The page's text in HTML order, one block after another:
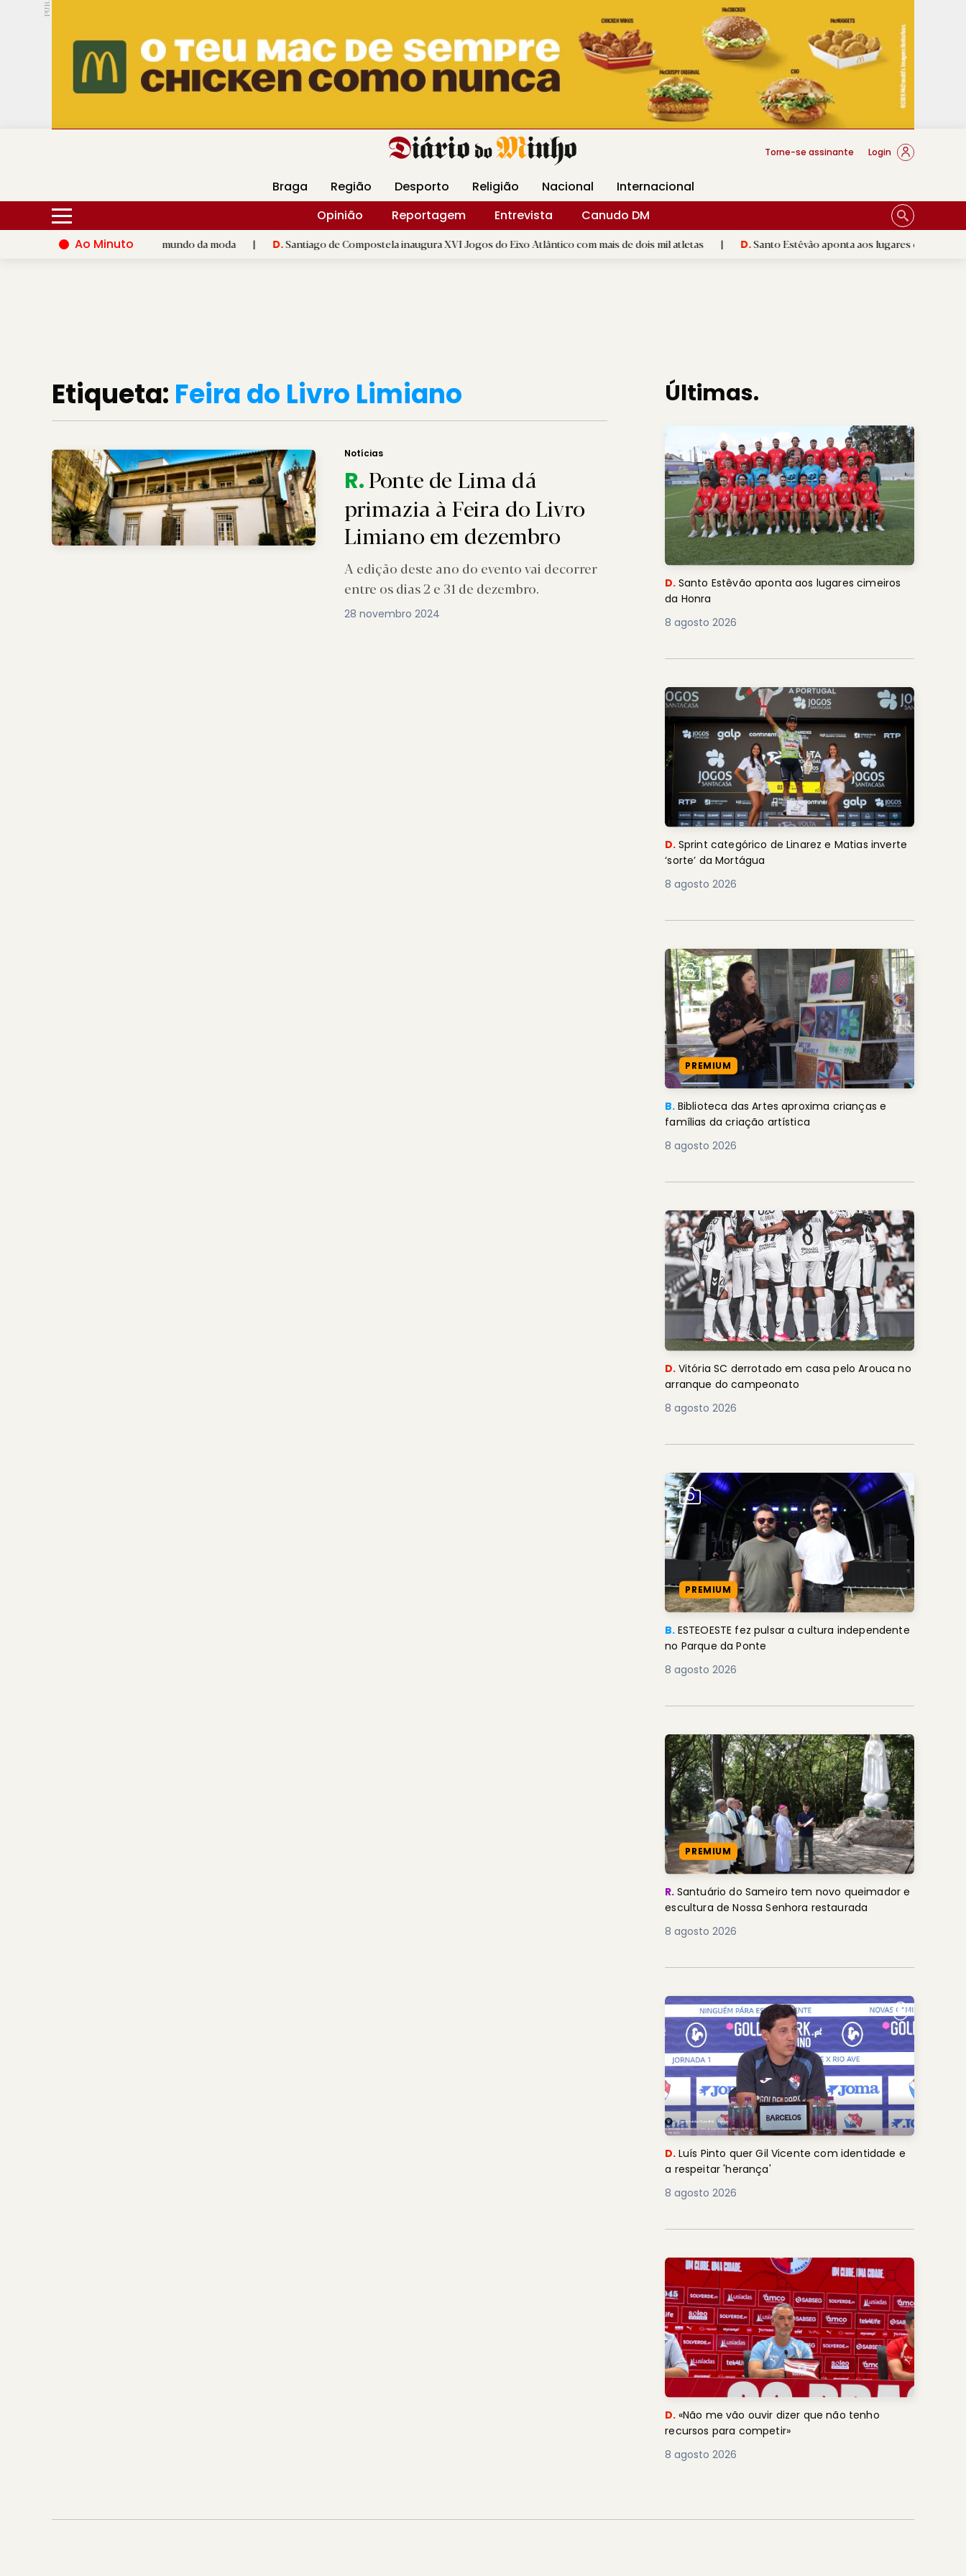
PUB.
Hoje 16ºC 28ºC DMtv Revista Minha Gráfica DM Livraria DM Arquidiocese Braga
Torne-se assinante Login
Braga Região Desporto Religião Nacional
Internacional
Opinião
Reportagem Entrevista
Canudo DM
Ao Minuto
e à inovação do mundo da moda | D.Santiago de Compostela inaugura XVI Jogos do Eixo Atlântico com mais de dois mil atletas | D.Santo Estêvão aponta aos lugares cimeiros da Honra
Etiqueta: Feira do Livro Limiano
Notícias
R.Ponte de Lima dá
primazia à Feira do Livro
Limiano em dezembro
A edição deste ano do evento vai decorrer
entre os dias 2 e 31 de dezembro.
28 novembro 2024
Últimas.
D. Santo Estêvão aponta aos lugares cimeiros
da Honra
8 agosto 2026
D. Sprint categórico de Linarez e Matias inverte
‘sorte’ da Mortágua
8 agosto 2026
PREMIUM
B. Biblioteca das Artes aproxima crianças e
famílias da criação artística
8 agosto 2026
D. Vitória SC derrotado em casa pelo Arouca no
arranque do campeonato
8 agosto 2026
PREMIUM
B. ESTEOESTE fez pulsar a cultura independente
no Parque da Ponte
8 agosto 2026
PREMIUM
R. Santuário do Sameiro tem novo queimador e
escultura de Nossa Senhora restaurada
8 agosto 2026
D. Luís Pinto quer Gil Vicente com identidade e
a respeitar 'herança'
8 agosto 2026
D. «Não me vão ouvir dizer que não tenho
recursos para competir»
8 agosto 2026